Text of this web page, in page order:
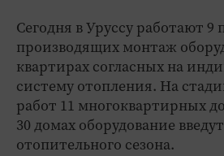
Сегодня в Уруссу работают 9
производящих монтаж
квартирах согласных на
систему отопления. На
работ 11 многоквартирных
30 домах оборудование
отопительного сезона.